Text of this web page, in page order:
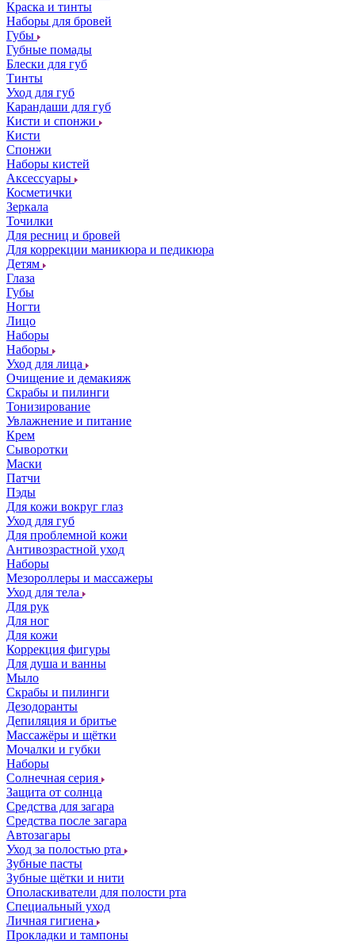
Краска и тинты
Наборы для бровей
Губы
Губные помады
Блески для губ
Тинты
Уход для губ
Карандаши для губ
Кисти и спонжи
Кисти
Спонжи
Наборы кистей
Аксессуары
Косметички
Зеркала
Точилки
Для ресниц и бровей
Для коррекции маникюра и педикюра
Детям
Глаза
Губы
Ногти
Лицо
Наборы
Наборы
Уход для лица
Очищение и демакияж
Скрабы и пилинги
Тонизирование
Увлажнение и питание
Крем
Сыворотки
Маски
Патчи
Пэды
Для кожи вокруг глаз
Уход для губ
Для проблемной кожи
Антивозрастной уход
Наборы
Мезороллеры и массажеры
Уход для тела
Для рук
Для ног
Для кожи
Коррекция фигуры
Для душа и ванны
Мыло
Скрабы и пилинги
Дезодоранты
Депиляция и бритье
Массажёры и щётки
Мочалки и губки
Наборы
Солнечная серия
Защита от солнца
Средства для загара
Средства после загара
Автозагары
Уход за полостью рта
Зубные пасты
Зубные щётки и нити
Ополаскиватели для полости рта
Специальный уход
Личная гигиена
Прокладки и тампоны